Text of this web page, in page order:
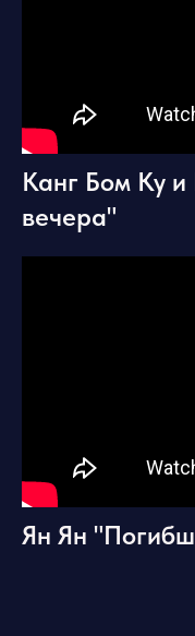
Канг Бом Ку
вечера"
Ян Ян